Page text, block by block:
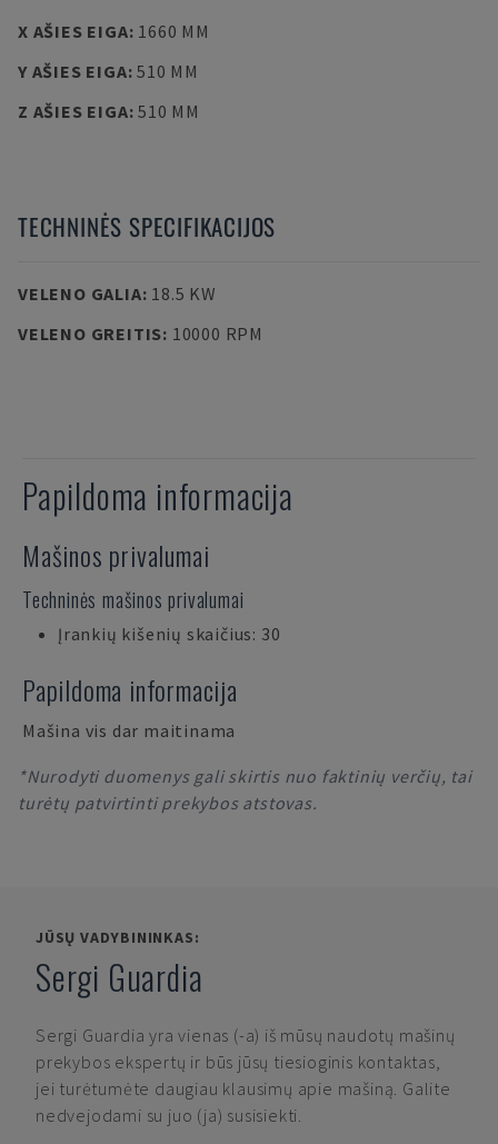
X AŠIES EIGA: 1660 MM
Y AŠIES EIGA:510 MM
Z AŠIES EIGA:510 MM
TECHNINĖS SPECIFIKACIJOS
VELENO GALIA: 18.5 KW
VELENO GREITIS: 10000 RPM
Papildoma informacija
Mašinos privalumai
Techninės mašinos privalumai
Įrankių kišenių skaičius: 30
Papildoma informacija
Mašina vis dar maitinama
*Nurodyti duomenys gali skirtis nuo faktinių verčių, tai
turėtų patvirtinti prekybos atstovas.
JŪSŲ VADYBININKAS:
Sergi Guardia
Sergi Guardia yra vienas (-a) iš mūsų naudotų mašinų
prekybos ekspertų ir būs jūsų tiesioginis kontaktas,
jei turėtumėte daugiau klausimų apie mašiną. Galite
nedvejodami su juo (ja) susisiekti.